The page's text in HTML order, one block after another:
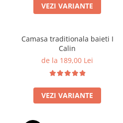
VEZI VARIANTE
Camasa traditionala baieti I
Calin
de la 189,00 Lei
VEZI VARIANTE